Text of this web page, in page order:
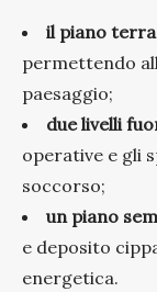
il piano terra
permettendo
paesaggio;
due livelli
operative e gli
soccorso;
un piano
e deposito
energetica.